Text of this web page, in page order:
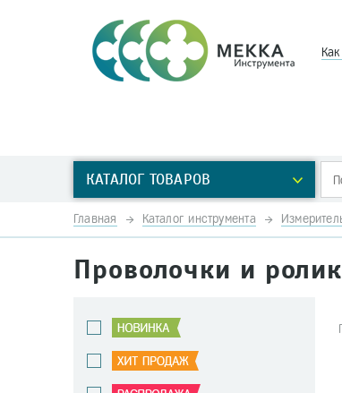
КАТАЛОГ ТОВАРОВ
Главная Каталог инструмента
Проволочки и